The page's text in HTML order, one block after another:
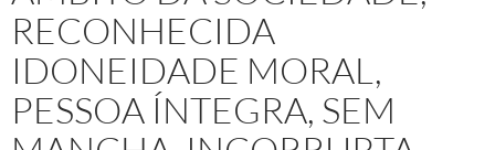
RECONHECIDA
IDONEIDADE MORAL,
PESSOA ÍNTEGRA, SEM